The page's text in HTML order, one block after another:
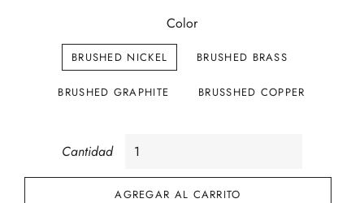
Color
BRUSHED NICKEL BRUSHED BRASS
BRUSHED GRAPHITE BRUSSHED COPPER
Cantidad
AGREGAR AL CARRITO